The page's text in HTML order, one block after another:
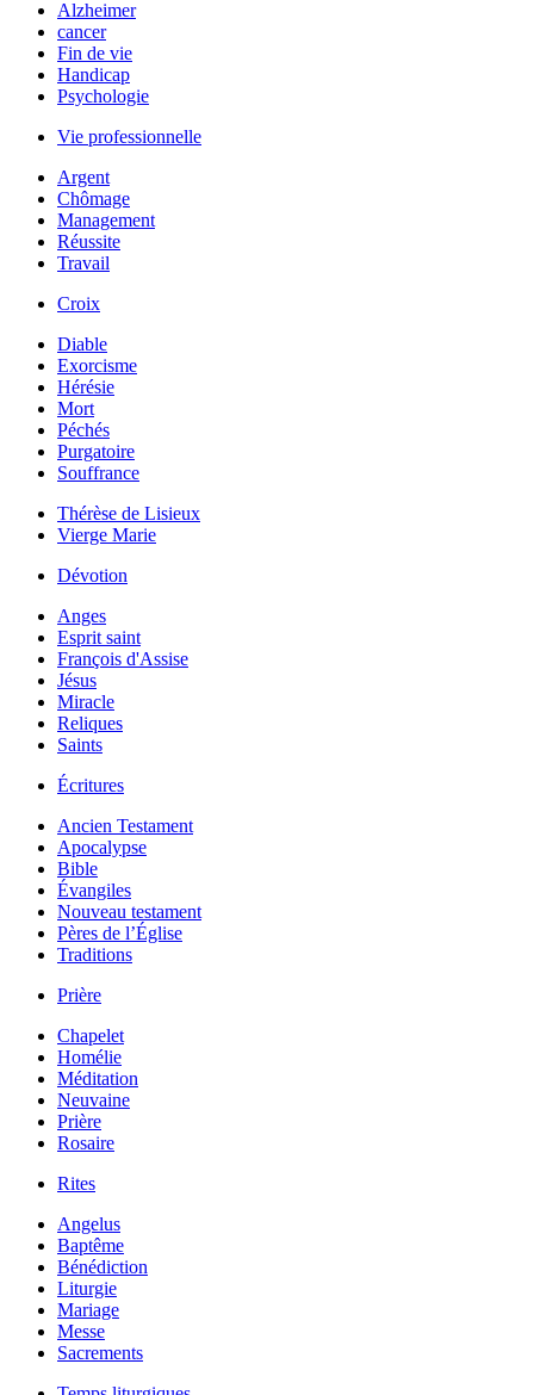
Alzheimer
cancer
Fin de vie
Handicap
Psychologie
Vie professionnelle
Argent
Chômage
Management
Réussite
Travail
Croix
Diable
Exorcisme
Hérésie
Mort
Péchés
Purgatoire
Souffrance
Thérèse de Lisieux
Vierge Marie
Dévotion
Anges
Esprit saint
François d'Assise
Jésus
Miracle
Reliques
Saints
Écritures
Ancien Testament
Apocalypse
Bible
Évangiles
Nouveau testament
Pères de l’Église
Traditions
Prière
Chapelet
Homélie
Méditation
Neuvaine
Prière
Rosaire
Rites
Angelus
Baptême
Bénédiction
Liturgie
Mariage
Messe
Sacrements